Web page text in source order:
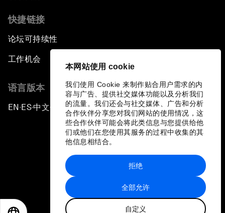
本网站使用 cookie
我们使用 Cookie 来制作贴合用户需求的内
容与广告、提供社交媒体功能以及分析我们
的流量。我们还会与社交媒体、广告和分析
合作伙伴分享您对我们网站的使用情况，这
些合作伙伴可能会将此类信息与您提供给他
们或他们在您使用其服务的过程中收集的其
他信息相结合。
全部允许
自定义
拒绝
快捷链接
论坛可持续性
工作机会
语言版本
EN ▪ES▪中文▪ 日本語
站点地图